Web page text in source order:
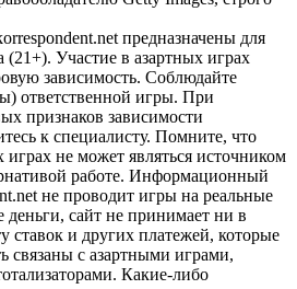
предназначены для
(21+). Участие в азартных играх
зависимость. Соблюдайте
ответственной игры. При
признаков зависимости
к специалисту. Помните, что
играх не может являться источником
работе. Информационный
не проводит игры на реальные
деньги, сайт не принимает ни в
ставок и других платежей, которые
связаны с азартными играми,
Какие-либо